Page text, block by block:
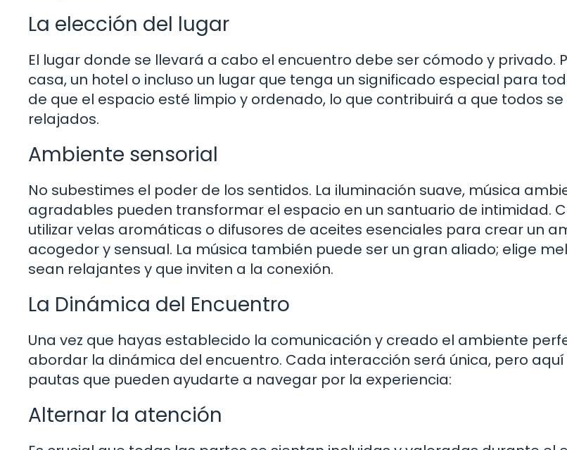
La elección del lugar
El lugar donde se llevará a cabo el encuentro debe ser cómodo y privado.
casa, un hotel o incluso un lugar que tenga un significado especial para
de que el espacio esté limpio y ordenado, lo que contribuirá a que todos
relajados.
Ambiente sensorial
No subestimes el poder de los sentidos. La iluminación suave, música
agradables pueden transformar el espacio en un santuario de intimidad.
utilizar velas aromáticas o difusores de aceites esenciales para crear un
acogedor y sensual. La música también puede ser un gran aliado; elige
sean relajantes y que inviten a la conexión.
La Dinámica del Encuentro
Una vez que hayas establecido la comunicación y creado el ambiente
abordar la dinámica del encuentro. Cada interacción será única, pero
pautas que pueden ayudarte a navegar por la experiencia:
Alternar la atención